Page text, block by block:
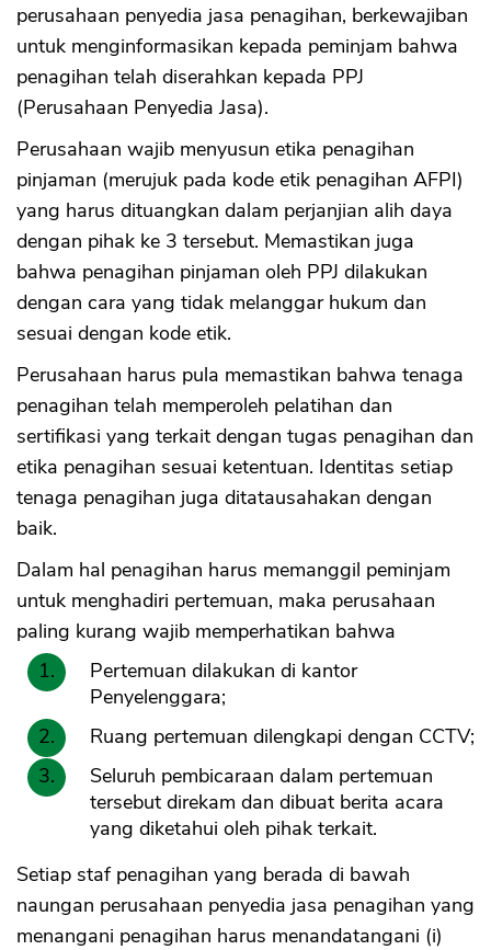
perusahaan penyedia jasa penagihan, berkewajiban
untuk menginformasikan kepada peminjam bahwa
penagihan telah diserahkan kepada PPJ
(Perusahaan Penyedia Jasa).
Perusahaan wajib menyusun etika penagihan
pinjaman (merujuk pada kode etik penagihan AFPI)
yang harus dituangkan dalam perjanjian alih daya
dengan pihak ke 3 tersebut. Memastikan juga
bahwa penagihan pinjaman oleh PPJ dilakukan
dengan cara yang tidak melanggar hukum dan
sesuai dengan kode etik.
Perusahaan harus pula memastikan bahwa tenaga
penagihan telah memperoleh pelatihan dan
sertifikasi yang terkait dengan tugas penagihan dan
etika penagihan sesuai ketentuan. Identitas setiap
tenaga penagihan juga ditatausahakan dengan
baik.
Dalam hal penagihan harus memanggil peminjam
untuk menghadiri pertemuan, maka perusahaan
paling kurang wajib memperhatikan bahwa
Pertemuan dilakukan di kantor
Penyelenggara;
Ruang pertemuan dilengkapi dengan CCTV;
Seluruh pembicaraan dalam pertemuan
tersebut direkam dan dibuat berita acara
yang diketahui oleh pihak terkait.
Setiap staf penagihan yang berada di bawah
naungan perusahaan penyedia jasa penagihan yang
menangani penagihan harus menandatangani (i)